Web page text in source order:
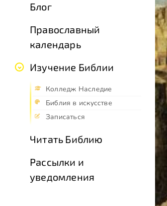
Блог
Православный
календарь
Изучение Библии
Колледж Наследие
Библия в искусстве
Записаться
Читать Библию
Рассылки и
уведомления